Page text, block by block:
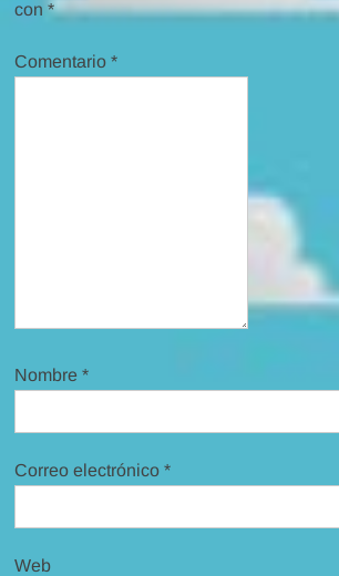
con*
Comentario*
Nombre*
Correo electrónico*
Web